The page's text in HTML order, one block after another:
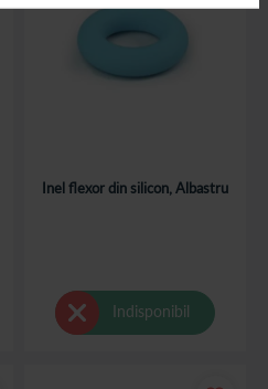
Inel flexor din silicon, Albastru
Indisponibil